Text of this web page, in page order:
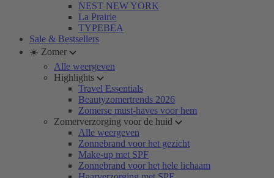
NEST NEW YORK
La Prairie
TYPEBEA
Sale & Bestsellers
☀️ Zomer
Alle weergeven
Highlights
Travel Essentials
Beautyzomertrends 2026
Zomerse must-haves voor hem
Zomerverzorging voor de huid
Alle weergeven
Zonnebrand voor het gezicht
Make-up met SPF
Zonnebrand voor het hele lichaam